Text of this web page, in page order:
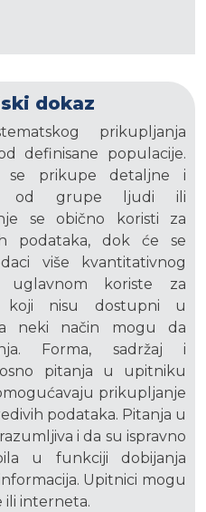
dokaz
prikupljanja
definisane populacije.
se prikupe detaljne i
od grupe ljudi ili
se obično koristi za
podataka, dok će se
više kvantitativnog
uglavnom koriste za
koji nisu dostupni u
neki način mogu da
Forma, sadržaj i
pitanja u upitniku
prikupljanje
podataka. Pitanja u
i da su ispravno
u funkciji dobijanja
Upitnici mogu
ili interneta.